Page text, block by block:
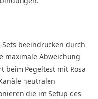
beeindrucken durch
maximale Abweichung
beim Pegeltest mit Rosa
neutralen
die im Setup des